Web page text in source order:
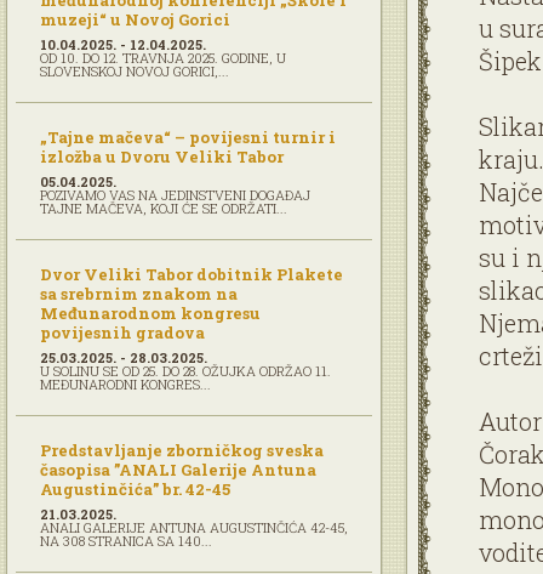
muzeji“ u Novoj Gorici
10.04.2025. - 12.04.2025.
OD 10. DO 12. TRAVNJA 2025. GODINE, U
SLOVENSKOJ NOVOJ GORICI,...
„Tajne mačeva“ – povijesni turnir i
izložba u Dvoru Veliki Tabor
05.04.2025.
POZIVAMO VAS NA JEDINSTVENI DOGAĐAJ
TAJNE MAČEVA, KOJI ĆE SE ODRŽATI...
Dvor Veliki Tabor dobitnik Plakete
sa srebrnim znakom na
Međunarodnom kongresu
povijesnih gradova
25.03.2025. - 28.03.2025.
U SOLINU SE OD 25. DO 28. OŽUJKA ODRŽAO 11.
MEĐUNARODNI KONGRES...
Predstavljanje zborničkog sveska
časopisa ”ANALI Galerije Antuna
Augustinčića” br. 42-45
21.03.2025.
ANALI GALERIJE ANTUNA AUGUSTINČIĆA 42-45,
NA 308 STRANICA SA 140...
u
su i